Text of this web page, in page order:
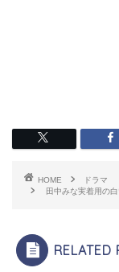
HOME
ドラマ
田中みな実着用の
RELATED